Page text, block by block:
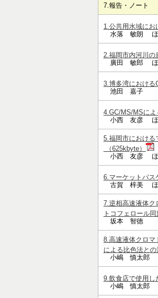
7.報告・ノート
1.公共用水域にお
水落 敏朗 ほ
2.福岡市内河川の
廣田 敏郎 ほ
3.博多湾における
池田 嘉子
4.GC/MS/MSによ
小西 友彦 ほ
5.福岡市における
（625kbyte）
小西 友彦 ほ
6.マーケットバス
古賀 梓美 ほ
7.逆相高速液体ク
トコフェロール
坂本 智徳
8.高速液体クロマ
による比色法との
小嶋 慎太郎
9.飲食店で使用し
小嶋 慎太郎